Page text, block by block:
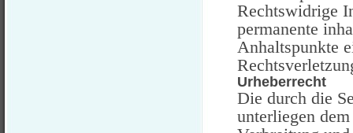
Rechtswidrige
permanente
Anhaltspunkte
Urheberrecht
Die durch die
unterliegen